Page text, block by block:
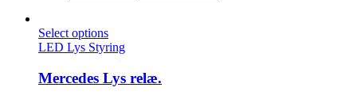
Select options
LED Lys Styring
Mercedes Lys relæ.